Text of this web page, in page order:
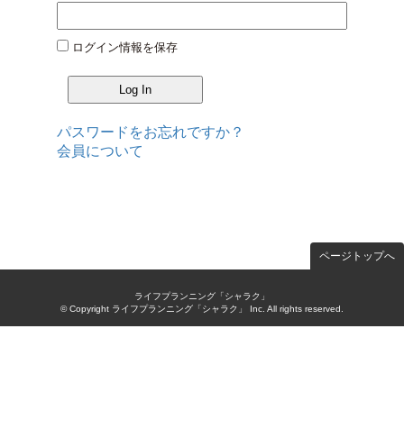
ログイン情報を保存
パスワードをお忘れですか？
会員について
ページトップへ
ライフプランニング「シャラク」
© Copyright ライフプランニング「シャラク」 Inc. All rights reserved.